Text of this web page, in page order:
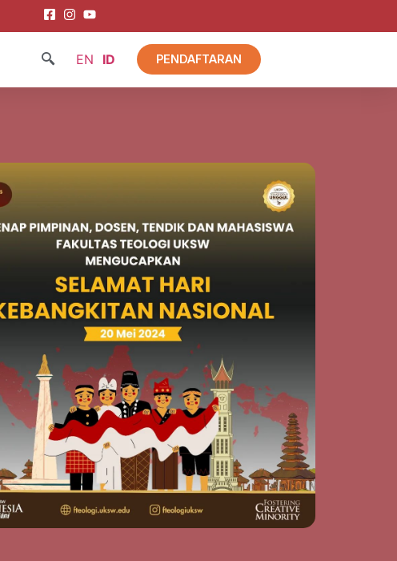
EN ID PENDAFTARAN